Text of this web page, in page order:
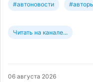
#автоновости
Читать на канале...
06 августа 2026